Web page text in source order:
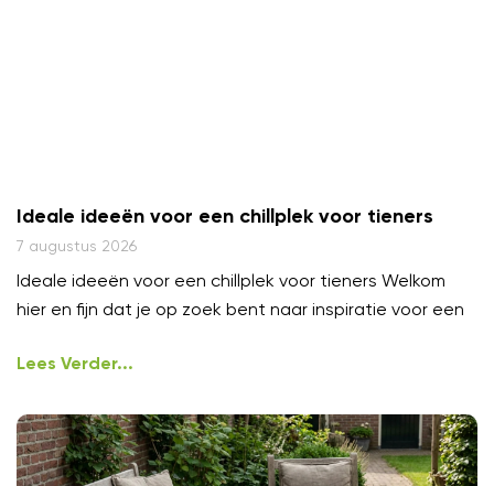
Ideale ideeën voor een chillplek voor tieners
7 augustus 2026
Ideale ideeën voor een chillplek voor tieners Welkom
hier en fijn dat je op zoek bent naar inspiratie voor een
Lees Verder...